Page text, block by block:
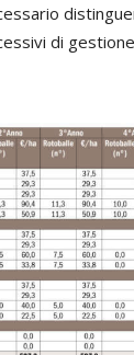
di